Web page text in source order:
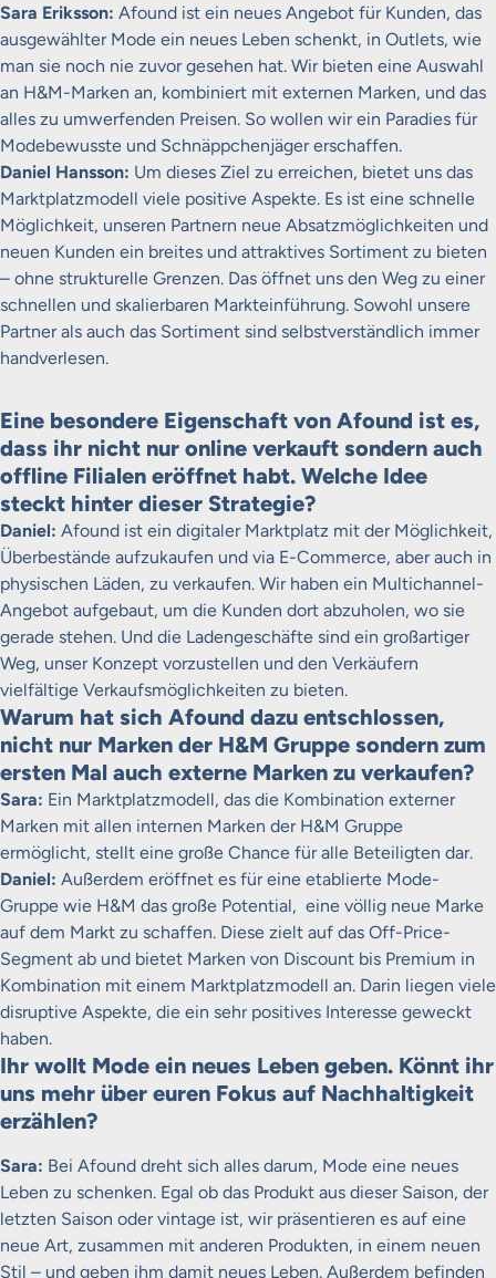
Sara Eriksson: Afound ist ein neues Angebot für Kunden, das
ausgewählter Mode ein neues Leben schenkt, in Outlets, wie
man sie noch nie zuvor gesehen hat. Wir bieten eine Auswahl
an H&M-Marken an, kombiniert mit externen Marken, und das
alles zu umwerfenden Preisen. So wollen wir ein Paradies für
Modebewusste und Schnäppchenjäger erschaffen.
Daniel Hansson: Um dieses Ziel zu erreichen, bietet uns das
Marktplatzmodell viele positive Aspekte. Es ist eine schnelle
Möglichkeit, unseren Partnern neue Absatzmöglichkeiten und
neuen Kunden ein breites und attraktives Sortiment zu bieten
– ohne strukturelle Grenzen. Das öffnet uns den Weg zu einer
schnellen und skalierbaren Markteinführung. Sowohl unsere
Partner als auch das Sortiment sind selbstverständlich immer
handverlesen.
Eine besondere Eigenschaft von Afound ist es,
dass ihr nicht nur online verkauft sondern auch
offline Filialen eröffnet habt. Welche Idee
steckt hinter dieser Strategie?
Daniel: Afound ist ein digitaler Marktplatz mit der Möglichkeit,
Überbestände aufzukaufen und via E-Commerce, aber auch in
physischen Läden, zu verkaufen. Wir haben ein Multichannel-
Angebot aufgebaut, um die Kunden dort abzuholen, wo sie
gerade stehen. Und die Ladengeschäfte sind ein großartiger
Weg, unser Konzept vorzustellen und den Verkäufern
vielfältige Verkaufsmöglichkeiten zu bieten.
Warum hat sich Afound dazu entschlossen,
nicht nur Marken der H&M Gruppe sondern zum
ersten Mal auch externe Marken zu verkaufen?
Sara: Ein Marktplatzmodell, das die Kombination externer
Marken mit allen internen Marken der H&M Gruppe
ermöglicht, stellt eine große Chance für alle Beteiligten dar.
Daniel: Außerdem eröffnet es für eine etablierte Mode-
Gruppe wie H&M das große Potential, eine völlig neue Marke
auf dem Markt zu schaffen. Diese zielt auf das Off-Price-
Segment ab und bietet Marken von Discount bis Premium in
Kombination mit einem Marktplatzmodell an. Darin liegen viele
disruptive Aspekte, die ein sehr positives Interesse geweckt
haben.
Ihr wollt Mode ein neues Leben geben. Könnt ihr
uns mehr über euren Fokus auf Nachhaltigkeit
erzählen?
Sara: Bei Afound dreht sich alles darum, Mode eine neues
Leben zu schenken. Egal ob das Produkt aus dieser Saison, der
letzten Saison oder vintage ist, wir präsentieren es auf eine
neue Art, zusammen mit anderen Produkten, in einem neuen
Stil – und geben ihm damit neues Leben. Außerdem befinden